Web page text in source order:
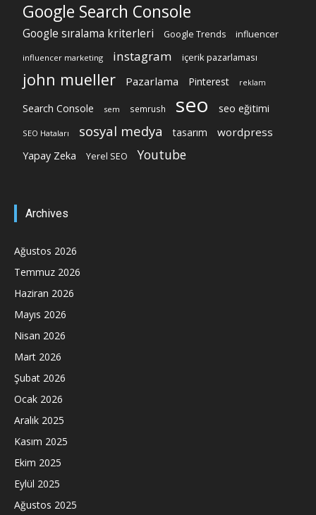
Google Search Console
Google sıralama kriterleri Google Trends influencer
influencer marketing instagram içerik pazarlaması
john mueller Pazarlama Pinterest reklam
Search Console sem semrush seo seo eğitimi
SEO Hataları sosyal medya tasarım wordpress
Yapay Zeka Yerel SEO Youtube
Archives
Ağustos 2026
Temmuz 2026
Haziran 2026
Mayıs 2026
Nisan 2026
Mart 2026
Şubat 2026
Ocak 2026
Aralık 2025
Kasım 2025
Ekim 2025
Eylül 2025
Ağustos 2025